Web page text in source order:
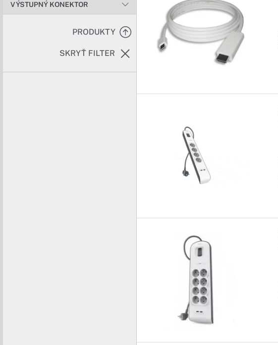
VÝSTUPNÝ KONEKTOR
PRODUKTY
SKRYŤ FILTER